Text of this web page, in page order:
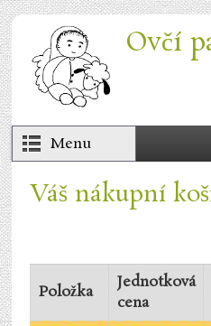
Přejít k hlavnímu obsahu
Ovčí
Menu
Váš nákupní
Položka
Jednotková
cena